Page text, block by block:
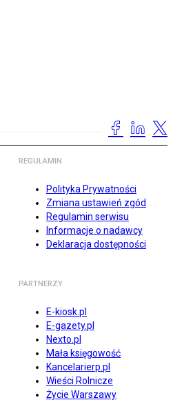
REGULAMIN
Polityka Prywatności
Zmiana ustawień zgód
Regulamin serwisu
Informacje o nadawcy
Deklaracja dostępności
PARTNERZY
E-kiosk.pl
E-gazety.pl
Nexto.pl
Mała księgowość
Kancelarierp.pl
Wieści Rolnicze
Życie Warszawy